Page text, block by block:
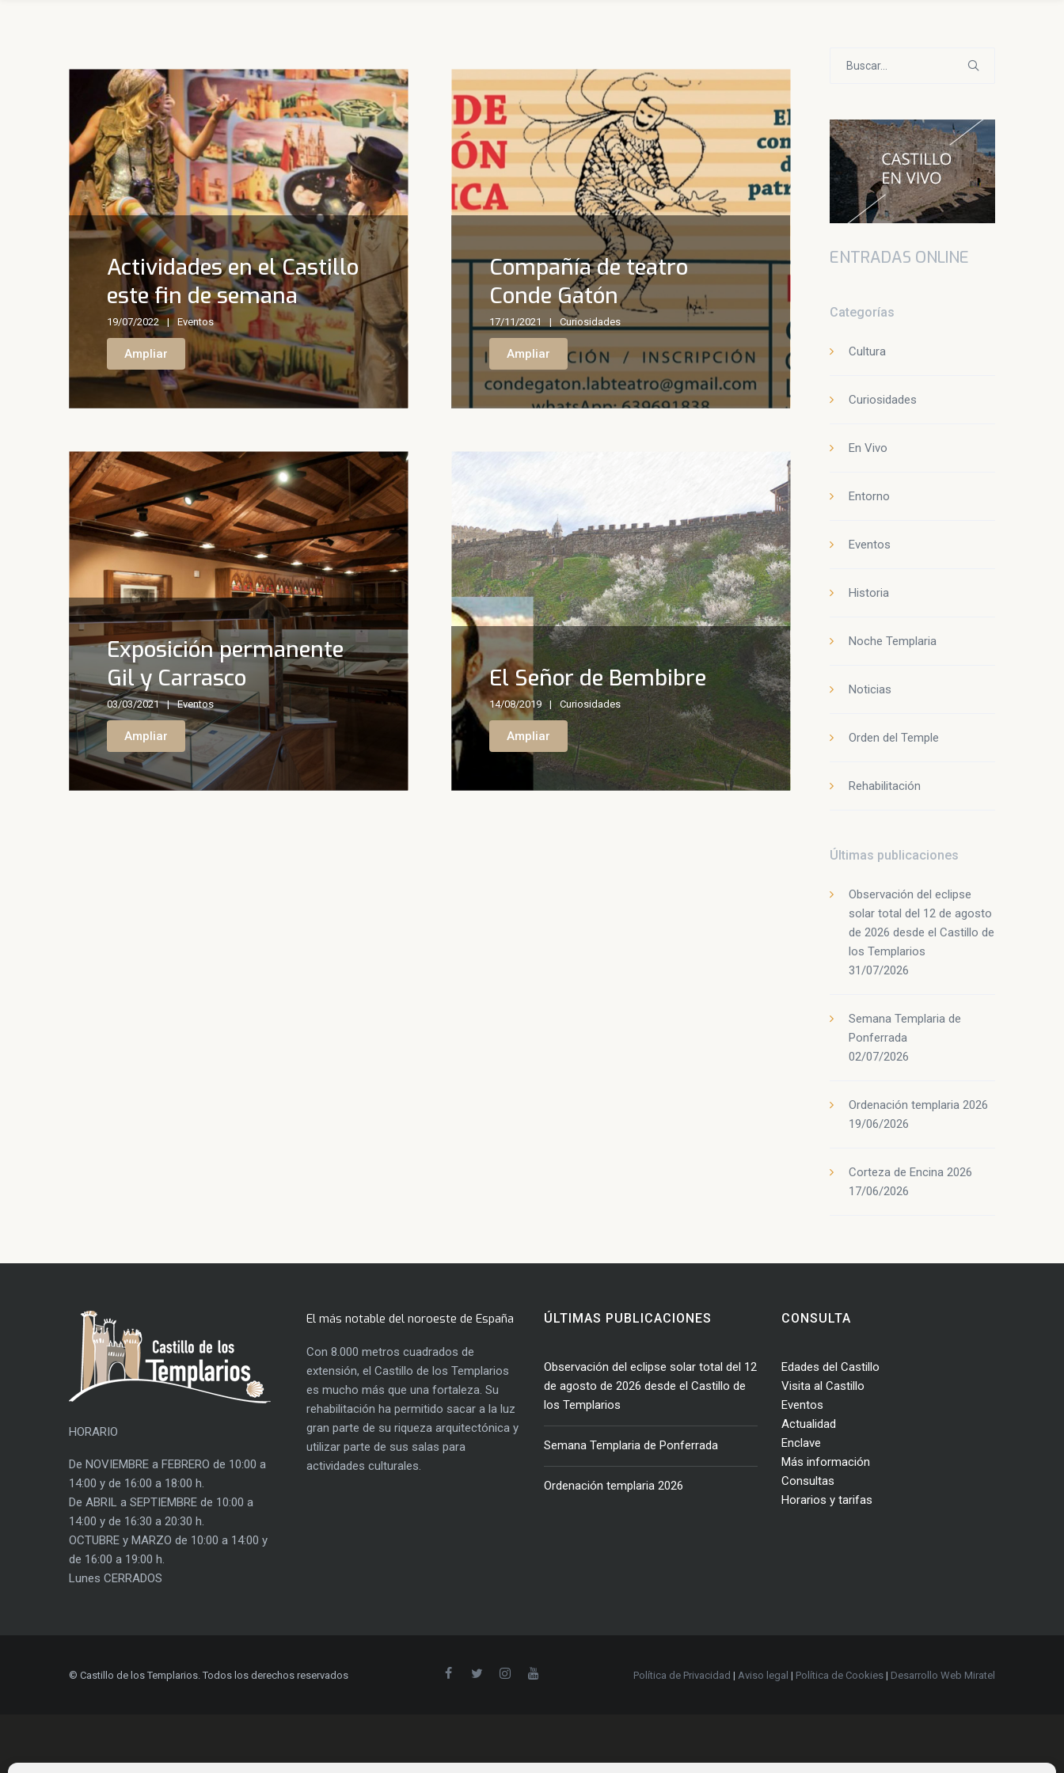
Actividades en el Castillo
este fin de semana
19/07/2022 Eventos
Ampliar
Compañía de teatro
Conde Gatón
17/11/2021 Curiosidades
Ampliar
Exposición permanente
Gil y Carrasco
03/03/2021 Eventos
Ampliar
El Señor de Bembibre
14/08/2019 Curiosidades
Ampliar
ENTRADAS ONLINE
Categorías
Cultura
Curiosidades
En Vivo
Entorno
Eventos
Historia
Noche Templaria
Noticias
Orden del Temple
Rehabilitación
Últimas publicaciones
Observación del eclipse
solar total del 12 de agosto
de 2026 desde el Castillo de
los Templarios
31/07/2026
Semana Templaria de
Ponferrada
02/07/2026
Ordenación templaria 2026
19/06/2026
Corteza de Encina 2026
17/06/2026
HORARIO
De NOVIEMBRE a FEBRERO de 10:00 a
14:00 y de 16:00 a 18:00 h.
De ABRIL a SEPTIEMBRE de 10:00 a
14:00 y de 16:30 a 20:30 h.
OCTUBRE y MARZO de 10:00 a 14:00 y
de 16:00 a 19:00 h.
Lunes CERRADOS
El más notable del noroeste de España
Con 8.000 metros cuadrados de
extensión, el Castillo de los Templarios
es mucho más que una fortaleza. Su
rehabilitación ha permitido sacar a la luz
gran parte de su riqueza arquitectónica y
utilizar parte de sus salas para
actividades culturales.
ÚLTIMAS PUBLICACIONES
Observación del eclipse solar total del 12
de agosto de 2026 desde el Castillo de
los Templarios
Semana Templaria de Ponferrada
Ordenación templaria 2026
CONSULTA
Edades del Castillo
Visita al Castillo
Eventos
Actualidad
Enclave
Más información
Consultas
Horarios y tarifas
© Castillo de los Templarios. Todos los derechos reservados Política de Privacidad | Aviso legal | Política de Cookies | Desarrollo Web Miratel